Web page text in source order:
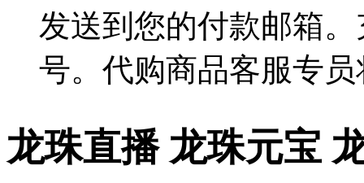
发送到您的付款邮箱
号。代购商品客服专
龙珠直播 龙珠元宝